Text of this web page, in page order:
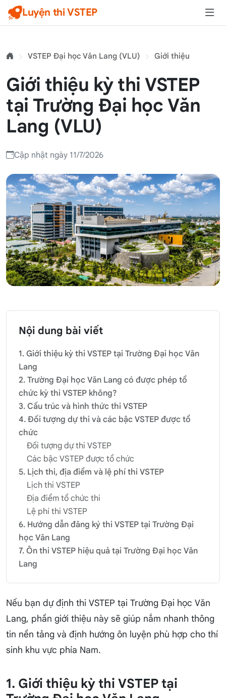
Luyện thi VSTEP
VSTEP Đại học Văn Lang (VLU) Giới thiệu
Giới thiệu kỳ thi VSTEP
tại Trường Đại học Văn
Lang (VLU)
Cập nhật ngày 11/7/2026
Nội dung bài viết
1. Giới thiệu kỳ thi VSTEP tại Trường Đại học Văn
Lang
2. Trường Đại học Văn Lang có được phép tổ
chức kỳ thi VSTEP không?
3. Cấu trúc và hình thức thi VSTEP
4. Đối tượng dự thi và các bậc VSTEP được tổ
chức
Đối tượng dự thi VSTEP
Các bậc VSTEP được tổ chức
5. Lịch thi, địa điểm và lệ phí thi VSTEP
Lịch thi VSTEP
Địa điểm tổ chức thi
Lệ phí thi VSTEP
6. Hướng dẫn đăng ký thi VSTEP tại Trường Đại
học Văn Lang
7. Ôn thi VSTEP hiệu quả tại Trường Đại học Văn
Lang
Nếu bạn dự định thi VSTEP tại Trường Đại học Văn
Lang, phần giới thiệu này sẽ giúp nắm nhanh thông
tin nền tảng và định hướng ôn luyện phù hợp cho thí
sinh khu vực phía Nam.
1. Giới thiệu kỳ thi VSTEP tại